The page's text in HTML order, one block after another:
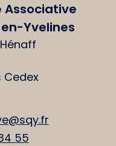
Associative
Yvelines
Cedex
55